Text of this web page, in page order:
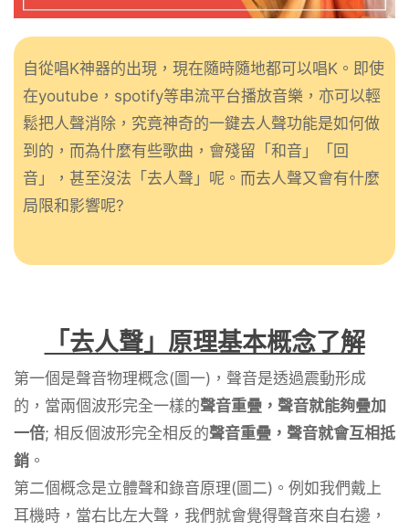
自從唱K神器的出現，現在隨時隨地都可以唱K。即使
在youtube，spotify等串流平台播放音樂，亦可以輕
鬆把人聲消除，究竟神奇的一鍵去人聲功能是如何做
到的，而為什麼有些歌曲，會殘留「和音」「回
音」，甚至沒法「去人聲」呢。而去人聲又會有什麼
局限和影響呢?
「去人聲」原理基本概念了解
第一個是聲音物理概念(圖一)，聲音是透過震動形成
的，當兩個波形完全一樣的聲音重疊，聲音就能夠疊加
一倍; 相反個波形完全相反的聲音重疊，聲音就會互相抵
銷 。
第二個概念是立體聲和錄音原理(圖二)。例如我們戴上
耳機時，當右比左大聲，我們就會覺得聲音來自右邊，